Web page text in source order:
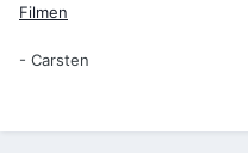
Filmen
- Carsten